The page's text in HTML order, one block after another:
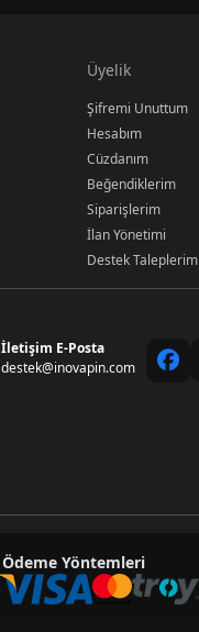
Üyelik
Şifremi Unuttum
Hesabım
Cüzdanım
Beğendiklerim
Siparişlerim
İlan Yönetimi
Destek Taleplerim
İletişim E-Posta
destek@inovapin.com
Ödeme Yöntemleri